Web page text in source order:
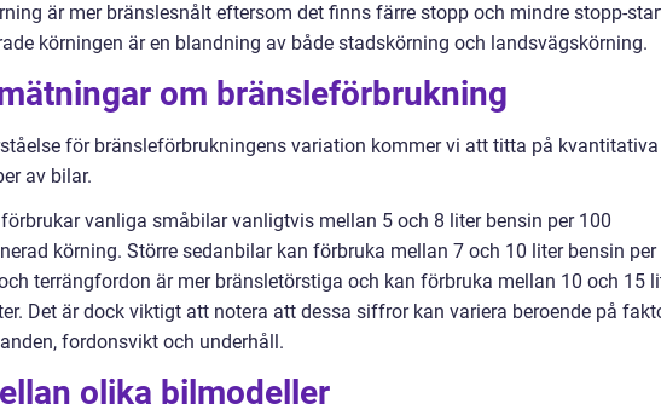
är mer bränslesnålt eftersom det finns färre stopp och mindre stopp-
körningen är en blandning av både stadskörning och landsvägskörning.
om bränsleförbrukning
för bränsleförbrukningens variation kommer vi att titta på kvantitativa
av bilar.
vanliga småbilar vanligtvis mellan 5 och 8 liter bensin per 100
körning. Större sedanbilar kan förbruka mellan 7 och 10 liter bensin per
terrängfordon är mer bränsletörstiga och kan förbruka mellan 10 och 15
Det är dock viktigt att notera att dessa siffror kan variera beroende på
fordonsvikt och underhåll.
olika bilmodeller